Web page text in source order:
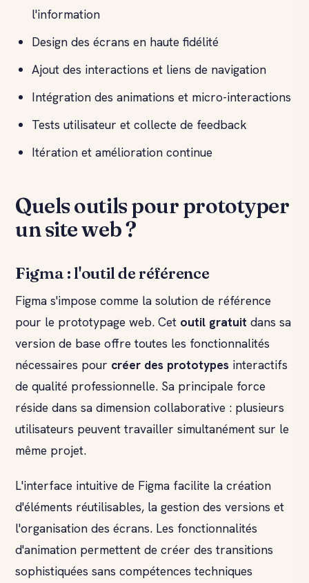
l'information
Design des écrans en haute fidélité
Ajout des interactions et liens de navigation
Intégration des animations et micro-interactions
Tests utilisateur et collecte de feedback
Itération et amélioration continue
Quels outils pour prototyper
un site web ?
Figma : l'outil de référence
Figma s'impose comme la solution de référence
pour le prototypage web. Cet outil gratuit dans sa
version de base offre toutes les fonctionnalités
nécessaires pour créer des prototypes interactifs
de qualité professionnelle. Sa principale force
réside dans sa dimension collaborative : plusieurs
utilisateurs peuvent travailler simultanément sur le
même projet.
L'interface intuitive de Figma facilite la création
d'éléments réutilisables, la gestion des versions et
l'organisation des écrans. Les fonctionnalités
d'animation permettent de créer des transitions
sophistiquées sans compétences techniques